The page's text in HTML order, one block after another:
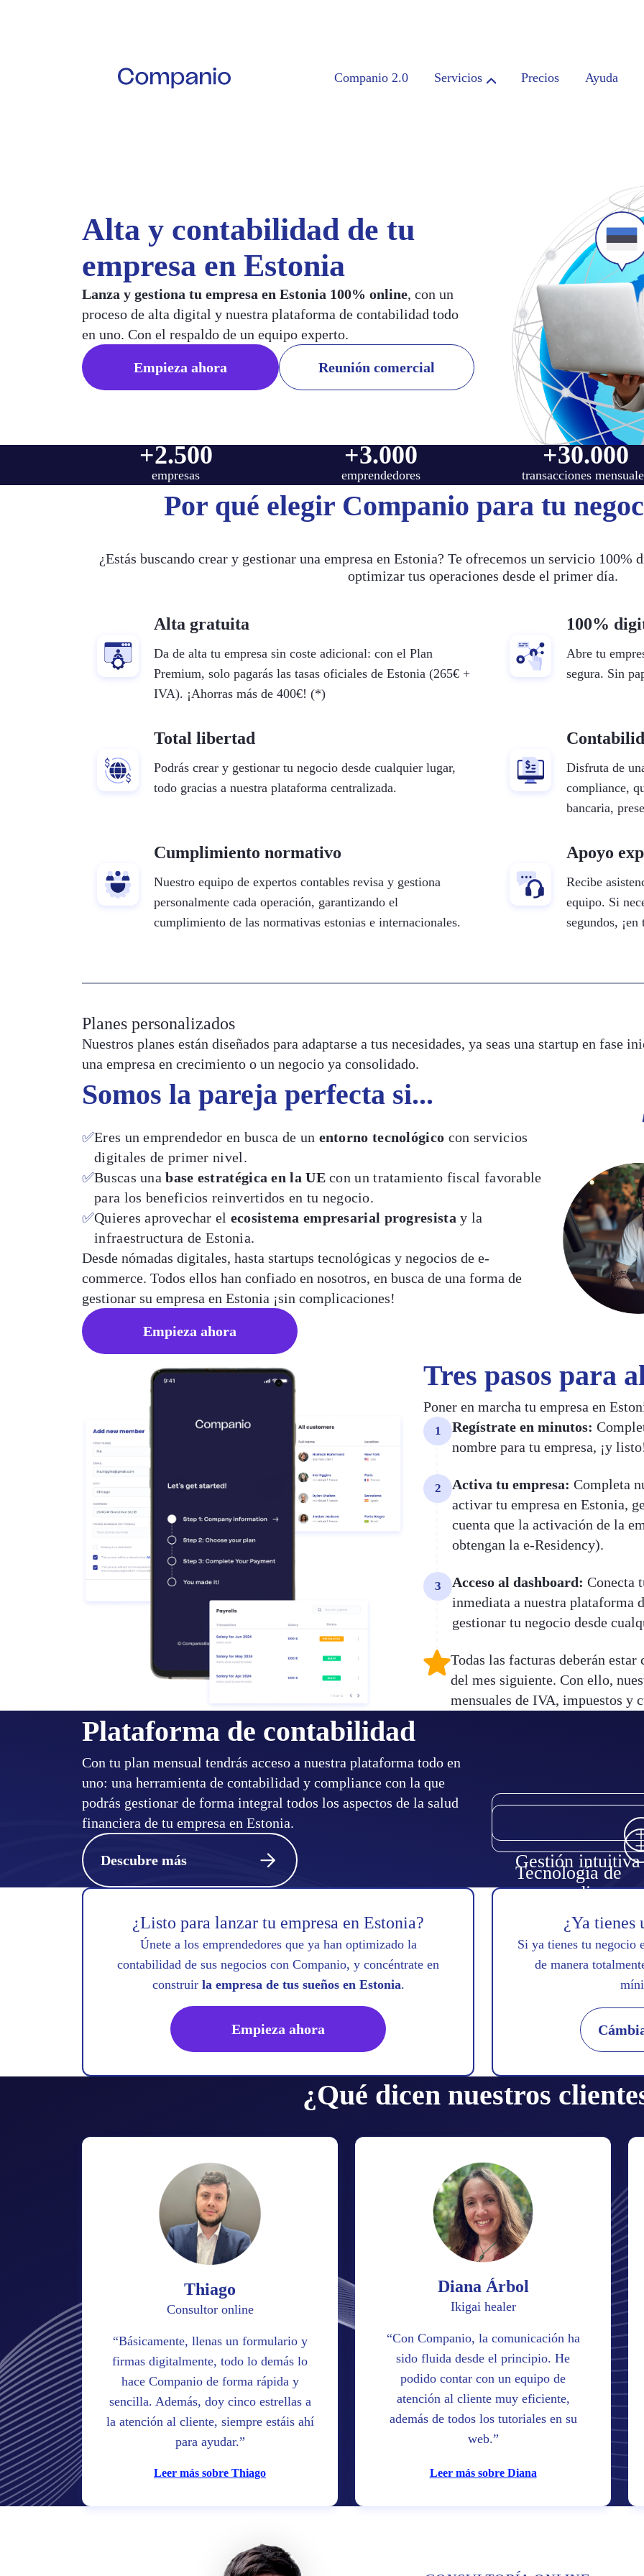
Companio 2.0 Servicios Precios Ayuda
Alta y contabilidad de tu
empresa en Estonia
Lanza y gestiona tu empresa en Estonia 100% online, con un
proceso de alta digital y nuestra plataforma de contabilidad todo
en uno. Con el respaldo de un equipo experto.
Empieza ahora Reunión comercial
+2.500
empresas
+3.000
emprendedores
+30.000
transacciones
Por qué elegir Companio para tu
¿Estás buscando crear y gestionar una empresa en Estonia? Te ofrecemos un servicio
optimizar tus operaciones desde el primer día.
Alta gratuita
Da de alta tu empresa sin coste adicional: con el Plan
Premium, solo pagarás las tasas oficiales de Estonia (265€ +
IVA). ¡Ahorras más de 400€! (*)
100%
Abre tu
segura. Sin
Total libertad
Podrás crear y gestionar tu negocio desde cualquier lugar,
todo gracias a nuestra plataforma centralizada.
Disfruta de
compliance,
bancaria,
Cumplimiento normativo
Nuestro equipo de expertos contables revisa y gestiona
personalmente cada operación, garantizando el
cumplimiento de las normativas estonias e internacionales.
Apoyo
Recibe
equipo. Si
segundos,
Planes personalizados
Nuestros planes están diseñados para adaptarse a tus necesidades, ya seas una startup en fase
una empresa en crecimiento o un negocio ya consolidado.
Somos la pareja perfecta si...
✅Eres un emprendedor en busca de un entorno tecnológico con servicios
digitales de primer nivel.
✅Buscas unabase estratégica en la UEcon un tratamiento fiscal favorable
para los beneficios reinvertidos en tu negocio.
✅Quieres aprovechar el ecosistema empresarial progresista y la
infraestructura de Estonia.
Desde nómadas digitales, hasta startups tecnológicas y negocios de e-
commerce. Todos ellos han confiado en nosotros, en busca de una forma de
gestionar su empresa en Estonia ¡sin complicaciones!
Empieza ahora
Tres pasos para
Poner en marcha tu empresa en
1 Regístrate en minutos:
nombre para tu empresa, ¡y
2 Activa tu empresa: Completa
activar tu empresa en Estonia,
cuenta que la activación de la
obtengan la e-Residency).
3 Acceso al dashboard: Conecta
inmediata a nuestra plataforma
gestionar tu negocio desde
Todas las facturas deberán
del mes siguiente. Con ello,
mensuales de IVA, impuestos y
Plataforma de contabilidad
Con tu plan mensual tendrás acceso a nuestra plataforma todo en
uno: una herramienta de contabilidad y compliance con la que
podrás gestionar de forma integral todos los aspectos de la salud
financiera de tu empresa en Estonia.
Descubre más Gestión intuitiva
Automatizamos procesos
darte más libertad: una
las finanzas de tu
Tecnología de
vanguardia
Nuestro enfoque innovador
rompe con las prácticas
de la contabilidad
¿Listo para lanzar tu empresa en Estonia?
Únete a los emprendedores que ya han optimizado la
contabilidad de sus negocios con Companio, y concéntrate en
construir la empresa de tus sueños en Estonia.
Empieza ahora
¿Ya tienes
Si ya tienes tu negocio
de manera
¿Qué dicen nuestros
Thiago
Consultor online
Básicamente, llenas un formulario y
firmas digitalmente, todo lo demás lo
hace Companio de forma rápida y
sencilla. Además, doy cinco estrellas a
la atención al cliente, siempre estáis ahí
para ayudar.
Leer más sobre Thiago
Diana Árbol
Ikigai healer
Con Companio, la comunicación ha
sido fluida desde el principio. He
podido contar con un equipo de
atención al cliente muy eficiente,
además de todos los tutoriales en su
web.
Leer más sobre Diana